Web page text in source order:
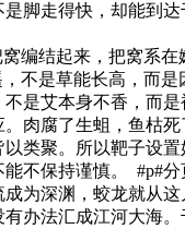
脚走得快，却能到
结起来，把窝系在
不是草能长高，而
是艾本身不香，而
腐了生蛆，鱼枯死
类聚。所以靶子设
不保持谨慎。 #p#分
深渊，蛟龙就从这
办法汇成江河大海